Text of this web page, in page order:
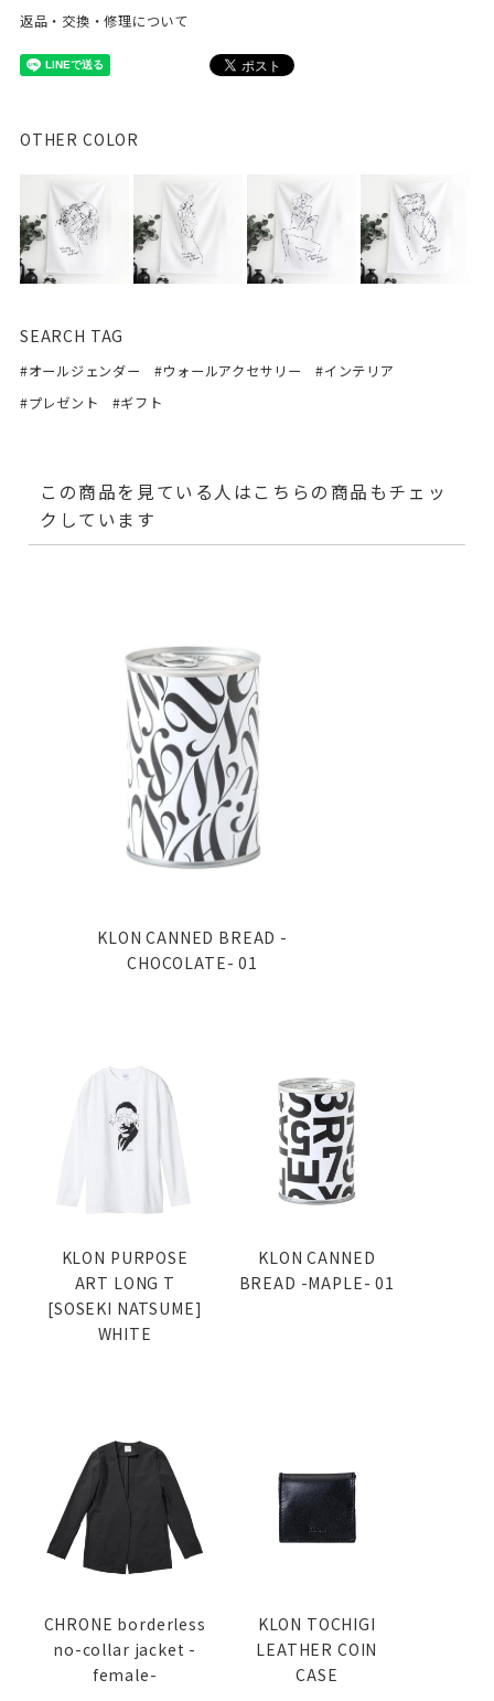
返品・交換・修理について
OTHER COLOR
SEARCH TAG
#オールジェンダー #ウォールアクセサリー
#インテリア
#プレゼント
#ギフト
この商品を見ている人はこちらの商品もチェッ
クしています
KLON CANNED BREAD -
CHOCOLATE- 01
KLON PURPOSE
ART LONG T
[SOSEKI NATSUME]
WHITE
KLON CANNED
BREAD -MAPLE- 01
CHRONE borderless
no-collar jacket -
female-
KLON TOCHIGI
LEATHER COIN
CASE